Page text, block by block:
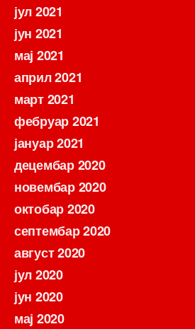
јул 2021
јун 2021
мај 2021
април 2021
март 2021
фебруар 2021
јануар 2021
децембар 2020
новембар 2020
октобар 2020
септембар 2020
август 2020
јул 2020
јун 2020
мај 2020